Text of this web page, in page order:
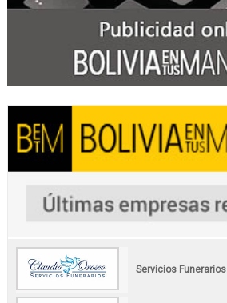
Servicios Funerarios